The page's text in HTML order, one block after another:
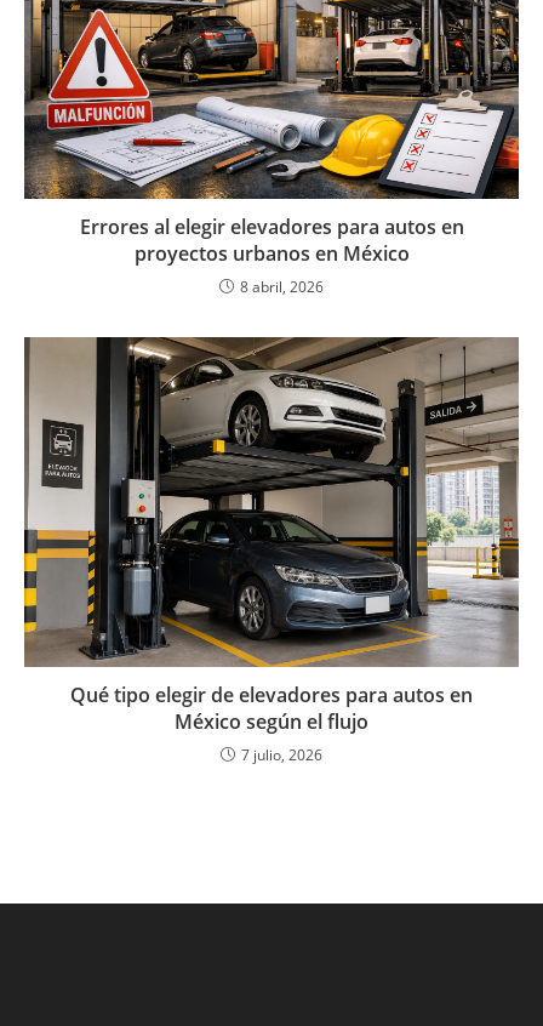
Errores al elegir elevadores para autos en
proyectos urbanos en México
8 abril, 2026
Qué tipo elegir de elevadores para autos en
México según el flujo
7 julio, 2026